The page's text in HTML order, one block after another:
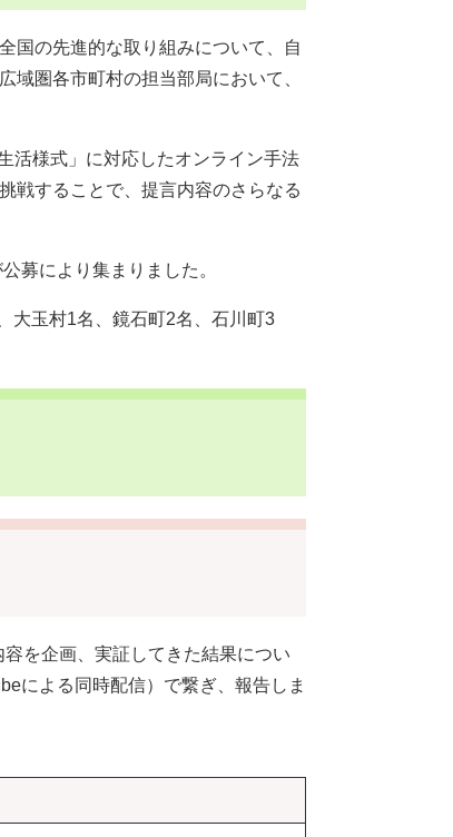
国の先進的な取り組みについて、自
域圏各市町村の担当部局において、
活様式」に対応したオンライン手法
戦することで、提言内容のさらなる
募により集まりました。
大玉村1名、鏡石町2名、石川町3
を企画、実証してきた結果につい
による同時配信）で繋ぎ、報告しま